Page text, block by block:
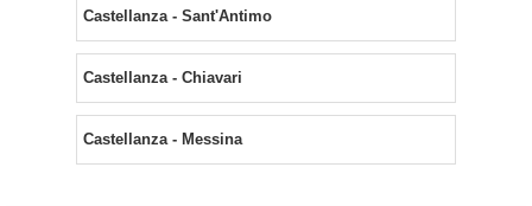
Castellanza - Sant'Antimo
Castellanza - Chiavari
Castellanza - Messina